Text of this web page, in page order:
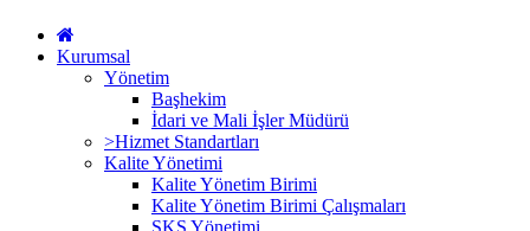
Kurumsal
Yönetim
Başhekim
İdari ve Mali İşler Müdürü
>Hizmet Standartları
Kalite Yönetimi
Kalite Yönetim Birimi
Kalite Yönetim Birimi Çalışmaları
SKS Yönetimi